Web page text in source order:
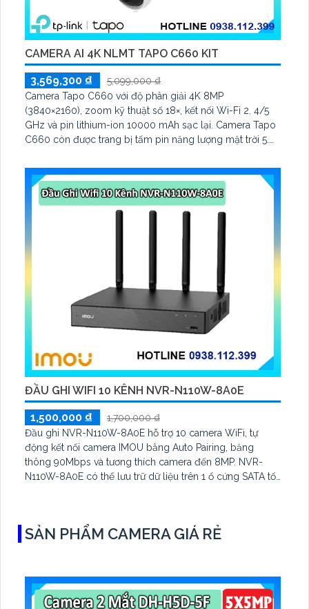
CAMERA AI 4K NLMT TAPO C660 KIT
3,569,300 ₫
5,099,000 ₫
Camera Tapo C660 với độ phân giải 4K 8MP
(3840×2160), zoom kỹ thuật số 18×, kết nối Wi-Fi 2. 4/5
GHz và pin lithium-ion 10000 mAh sạc lại. Camera Tapo
C660 còn được trang bị tấm pin năng lượng mặt trời 5.
tiện, lưu trữ thẻ microSD tối đa 512 GB
ĐẦU GHI WIFI 10 KÊNH NVR-N110W-8A0E
1,500,000 ₫
1,700,000 ₫
Đầu ghi NVR-N110W-8A0E hỗ trợ 10 camera WiFi, tự
động kết nối camera IMOU bằng Auto Pairing, băng
thông 90Mbps và tương thích camera đến 8MP. NVR-
N110W-8A0E có thể lưu trữ dữ liệu trên 1 ổ cứng SATA tối
SẢN PHẨM CAMERA GIÁ RẺ